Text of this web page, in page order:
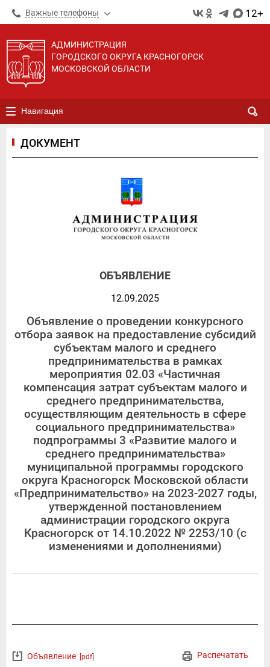
Важные телефоны 12+
АДМИНИСТРАЦИЯ
ГОРОДСКОГО ОКРУГА КРАСНОГОРСК
МОСКОВСКОЙ ОБЛАСТИ
Навигация
ДОКУМЕНТ
ОБЪЯВЛЕНИЕ
12.09.2025
Объявление о проведении конкурсного
отбора заявок на предоставление субсидий
субъектам малого и среднего
предпринимательства в рамках
мероприятия 02.03 «Частичная
компенсация затрат субъектам малого и
среднего предпринимательства,
осуществляющим деятельность в сфере
социального предпринимательства»
подпрограммы 3 «Развитие малого и
среднего предпринимательства»
муниципальной программы городского
округа Красногорск Московской области
«Предпринимательство» на 2023-2027 годы,
утвержденной постановлением
администрации городского округа
Красногорск от 14.10.2022 № 2253/10 (с
изменениями и дополнениями)
Распечатать
Объявление [pdf]